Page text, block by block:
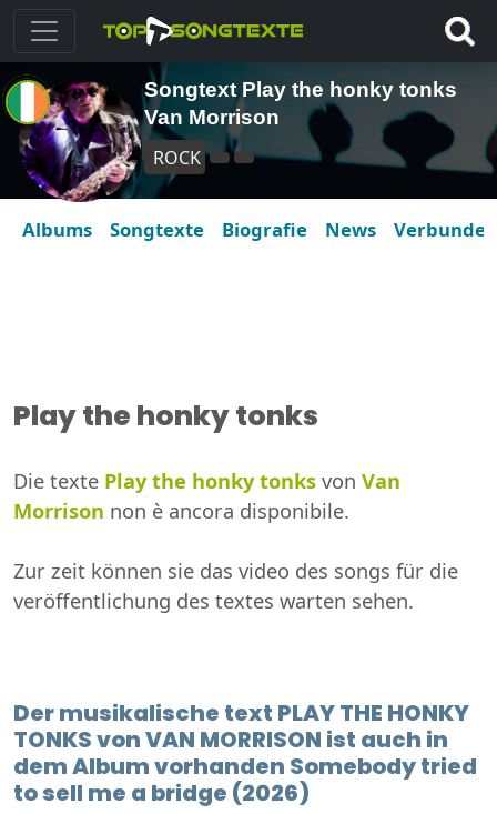
Songtext Play the honky tonks
Van Morrison
ROCK
Albums Songtexte Biografie News Verbunden
Play the honky tonks
Die texte Play the honky tonks von Van
Morrison non è ancora disponibile.
Zur zeit können sie das video des songs für die
veröffentlichung des textes warten sehen.
Der musikalische text PLAY THE HONKY
TONKS von VAN MORRISON ist auch in
dem Album vorhanden Somebody tried
to sell me a bridge (2026)